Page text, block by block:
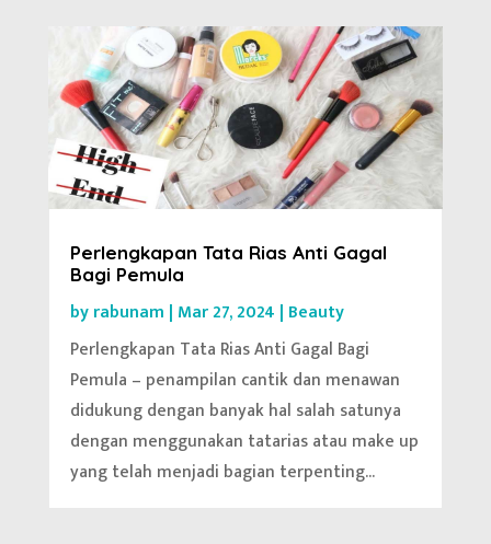
Perlengkapan Tata Rias Anti Gagal
Bagi Pemula
byrabunam | Mar 27, 2024 | Beauty
Perlengkapan Tata Rias Anti Gagal Bagi
Pemula – penampilan cantik dan menawan
didukung dengan banyak hal salah satunya
dengan menggunakan tatarias atau make up
yang telah menjadi bagian terpenting...